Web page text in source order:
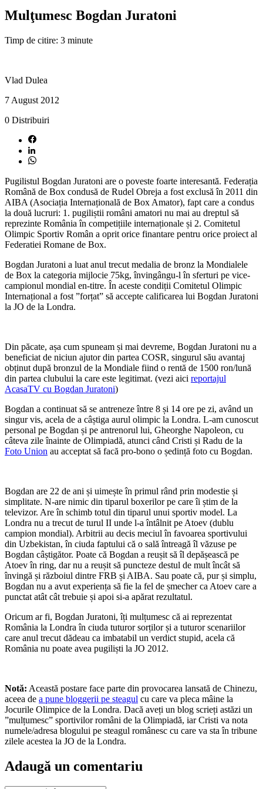
Mulţumesc Bogdan Juratoni
Timp de citire: 3 minute
Vlad Dulea
7 August 2012
0 Distribuiri
Pugilistul Bogdan Juratoni are o poveste foarte interesantă. Federația
Română de Box condusă de Rudel Obreja a fost exclusă în 2011 din
AIBA (Asociația Internațională de Box Amator), fapt care a condus
la două lucruri: 1. pugiliștii români amatori nu mai au dreptul să
reprezinte România în competițiile internaționale și 2. Comitetul
Olimpic Sportiv Român a oprit orice finantare pentru orice proiect al
Federatiei Romane de Box.
Bogdan Juratoni a luat anul trecut medalia de bronz la Mondialele
de Box la categoria mijlocie 75kg, învingângu-l în sferturi pe vice-
campionul mondial en-titre. În aceste condiții Comitetul Olimpic
Internațional a fost ”forțat” să accepte calificarea lui Bogdan Juratoni
la JO de la Londra.
Din păcate, așa cum spuneam și mai devreme, Bogdan Juratoni nu a
beneficiat de niciun ajutor din partea COSR, singurul său avantaj
obținut după bronzul de la Mondiale fiind o rentă de 1500 ron/lună
din partea clubului la care este legitimat. (vezi aici reportajul
AcasaTV cu Bogdan Juratoni)
Bogdan a continuat să se antreneze între 8 și 14 ore pe zi, având un
singur vis, acela de a câștiga aurul olimpic la Londra. L-am cunoscut
personal pe Bogdan și pe antrenorul lui, Gheorghe Napoleon, cu
câteva zile înainte de Olimpiadă, atunci când Cristi și Radu de la
Foto Union au acceptat să facă pro-bono o ședință foto cu Bogdan.
Bogdan are 22 de ani și uimește în primul rând prin modestie și
simplitate. N-are nimic din tiparul boxerilor pe care îi știm de la
televizor. Are în schimb totul din tiparul unui sportiv model. La
Londra nu a trecut de turul II unde l-a întâlnit pe Atoev (dublu
campion mondial). Arbitrii au decis meciul în favoarea sportivului
din Uzbekistan, în ciuda faptului că o sală întreagă îl văzuse pe
Bogdan câștigător. Poate că Bogdan a reușit să îl depășească pe
Atoev în ring, dar nu a reușit să puncteze destul de mult încât să
învingă și războiul dintre FRB și AIBA. Sau poate că, pur și simplu,
Bogdan nu a avut experiența să fie la fel de șmecher ca Atoev care a
punctat atât cât trebuie și apoi si-a apărat rezultatul.
Oricum ar fi, Bogdan Juratoni, îți mulțumesc că ai reprezentat
România la Londra în ciuda tuturor sorților și a tuturor scenariilor
care anul trecut dădeau ca imbatabil un verdict stupid, acela că
România nu poate avea pugiliști la JO 2012.
Notă: Această postare face parte din provocarea lansată de Chinezu,
aceea de a pune bloggerii pe steagul cu care va pleca mâine la
Jocurile Olimpice de la Londra. Dacă aveți un blog scrieți astăzi un
”mulțumesc” sportivilor români de la Olimpiadă, iar Cristi va nota
numele/adresa blogului pe steagul românesc cu care va sta în tribune
zilele acestea la JO de la Londra.
Adaugă un comentariu